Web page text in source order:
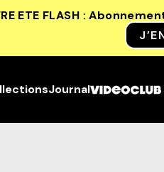
ETE FLASH :
Journal